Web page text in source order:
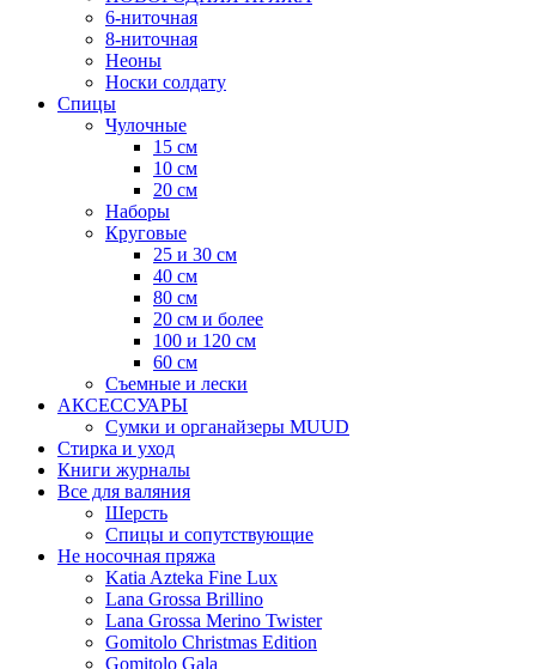
6-ниточная
8-ниточная
Неоны
Носки солдату
Спицы
Чулочные
15 см
10 см
20 см
Наборы
Круговые
25 и 30 см
40 см
80 см
20 см и более
100 и 120 см
60 см
Съемные и лески
АКСЕССУАРЫ
Сумки и органайзеры MUUD
Стирка и уход
Книги журналы
Все для валяния
Шерсть
Спицы и сопутствующие
Не носочная пряжа
Katia Azteka Fine Lux
Lana Grossa Brillino
Lana Grossa Merino Twister
Gomitolo Christmas Edition
Gomitolo Gala